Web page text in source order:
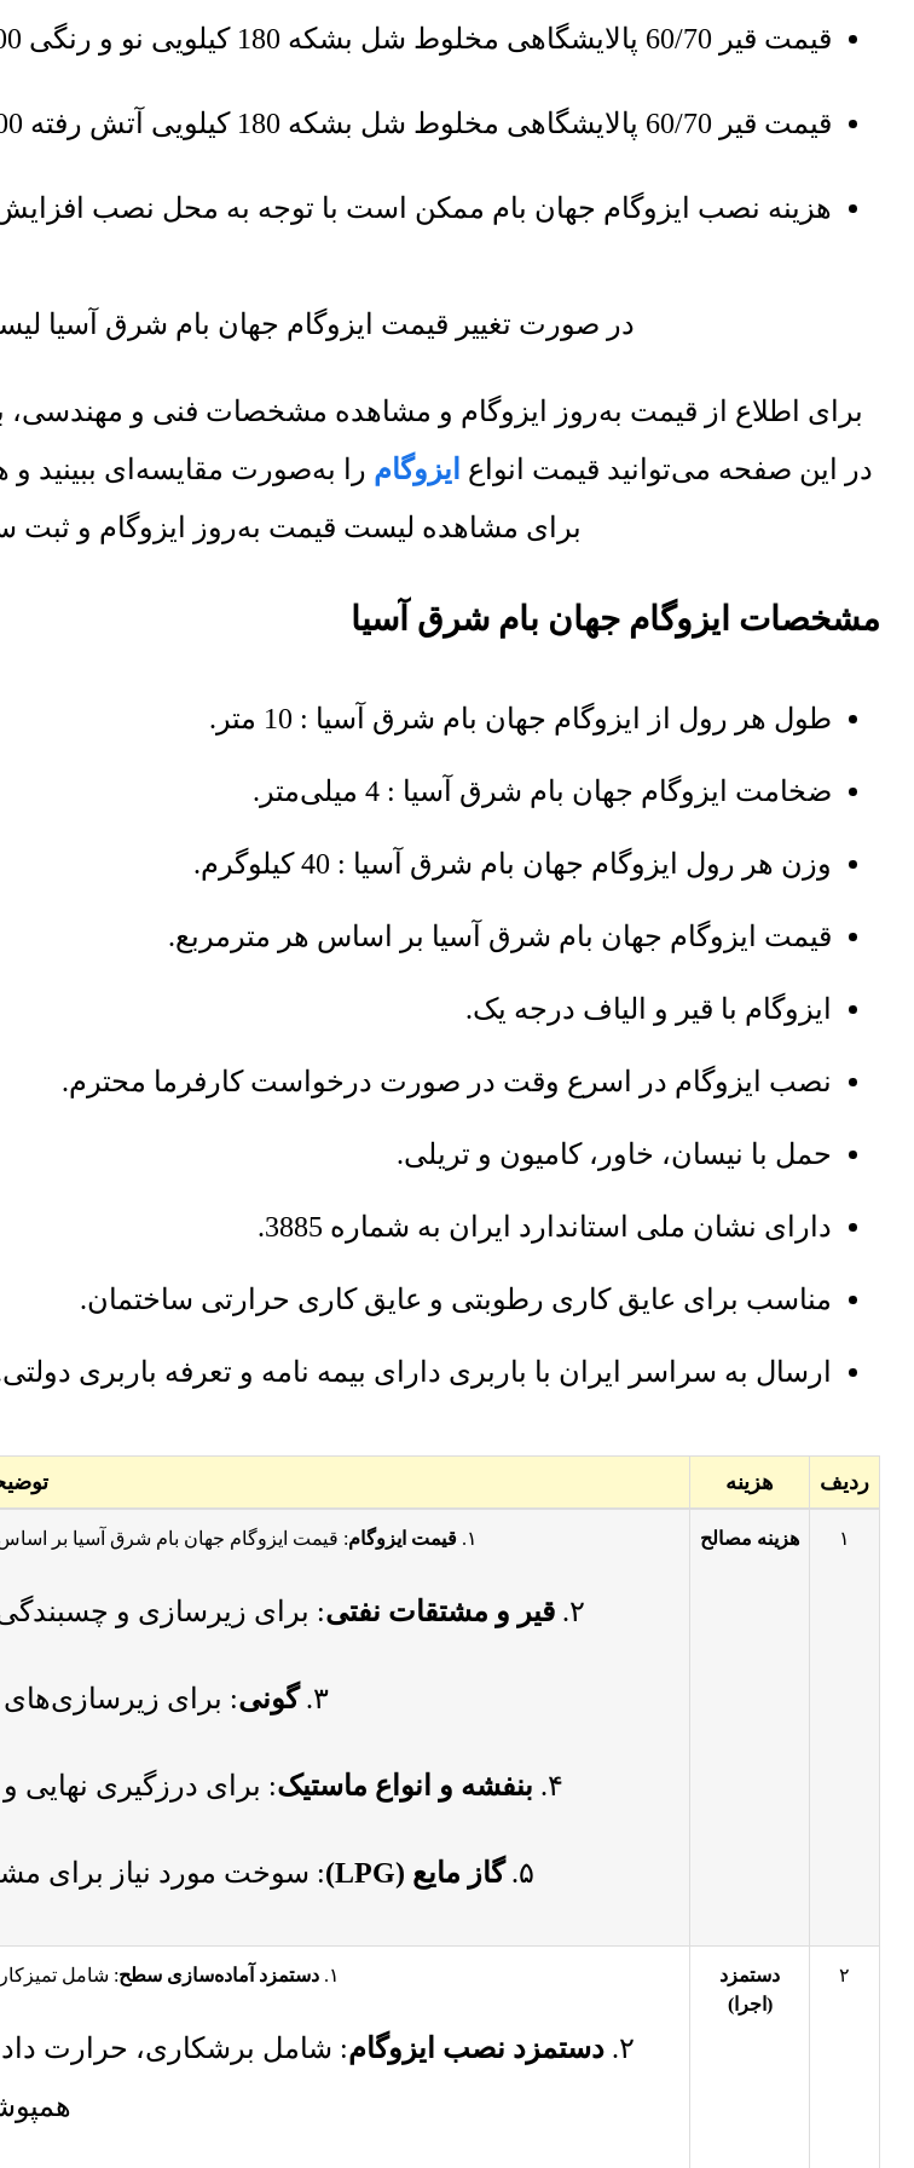
قیمت قیر 60/70 پالایشگاهی مخلوط شل بشکه 180 کیلویی نو و رنگی 4,300,000 تومان است.
قیمت قیر 60/70 پالایشگاهی مخلوط شل بشکه 180 کیلویی آتش رفته 4,000,000 تومان است.
هزینه نصب ایزوگام جهان بام ممکن است با توجه به محل نصب افزایش
در صورت تغییر قیمت ایزوگام جهان بام شرق آسیا
برای اطلاع از قیمت به‌روز ایزوگام و مشاهده مشخصات فنی و
در این صفحه می‌توانید قیمت انواع ایزوگام را به‌صورت مقایسه‌ای ببینید
برای مشاهده لیست قیمت به‌روز ایزوگام و ثبت
مشخصات ایزوگام جهان بام شرق آسیا
طول هر رول از ایزوگام جهان بام شرق آسیا : 10 متر.
ضخامت ایزوگام جهان بام شرق آسیا : 4 میلی‌متر.
وزن هر رول ایزوگام جهان بام شرق آسیا : 40 کیلوگرم.
قیمت ایزوگام جهان بام شرق آسیا بر اساس هر مترمربع.
ایزوگام با قیر و الیاف درجه یک.
نصب ایزوگام در اسرع وقت در صورت درخواست کارفرما محترم.
حمل با نیسان، خاور، کامیون و تریلی.
دارای نشان ملی استاندارد ایران به شماره 3885.
مناسب برای عایق کاری رطوبتی و عایق کاری حرارتی ساختمان.
ارسال به سراسر ایران با باربری دارای بیمه نامه و تعرفه باربری
آنالیز قیمت نصب ایزوگام جهان بام شرق آسیا شامل مجموع هزینه ( ایزوگام +
ردیف هزینه
۱ هزینه مصالح ۱. قیمت ایزوگام: قیمت ایزوگام جهان بام شرق آسیا بر
۲. قیر و مشتقات نفتی: برای زیرسازی و چسبندگی
۳. گونی: برای
۴. بنفشه و انواع ماستیک: برای درزگیری نهایی
۵. گاز مایع (LPG) : سوخت مورد نیاز برای
۲
دستمزد
(اجرا)
۱. دستمزد آماده‌سازی سطح: شامل
۲. دستمزد نصب ایزوگام: شامل برشکاری، حرارت